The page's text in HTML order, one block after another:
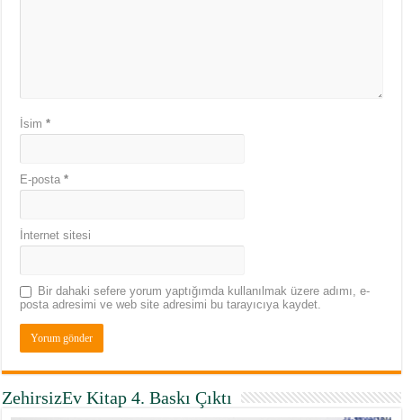
İsim*
E-posta*
İnternet sitesi
Bir dahaki sefere yorum yaptığımda kullanılmak üzere adımı, e-
posta adresimi ve web site adresimi bu tarayıcıya kaydet.
ZehirsizEv Kitap 4. Baskı Çıktı